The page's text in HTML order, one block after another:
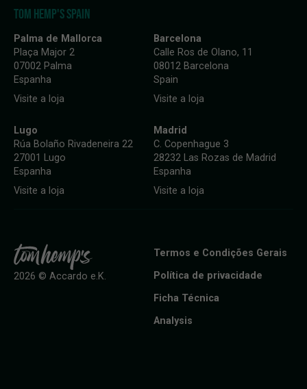
TOM HEMP'S SPAIN
Palma de Mallorca
Plaça Major 2
07002 Palma
Espanha
Visite a loja
Barcelona
Calle Ros de Olano, 11
08012 Barcelona
Spain
Visite a loja
Lugo
Rúa Bolaño Rivadeneira 22
27001 Lugo
Espanha
Visite a loja
Madrid
C. Copenhague 3
28232 Las Rozas de Madrid
Espanha
Visite a loja
Termos e Condições Gerais
Política de privacidade
Ficha Técnica
Analysis
2026 © Accardo e.K.